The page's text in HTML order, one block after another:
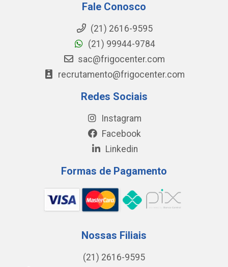
Fale Conosco
(21) 2616-9595
(21) 99944-9784
sac@frigocenter.com
recrutamento@frigocenter.com
Redes Sociais
Instagram
Facebook
Linkedin
Formas de Pagamento
Nossas Filiais
(21) 2616-9595